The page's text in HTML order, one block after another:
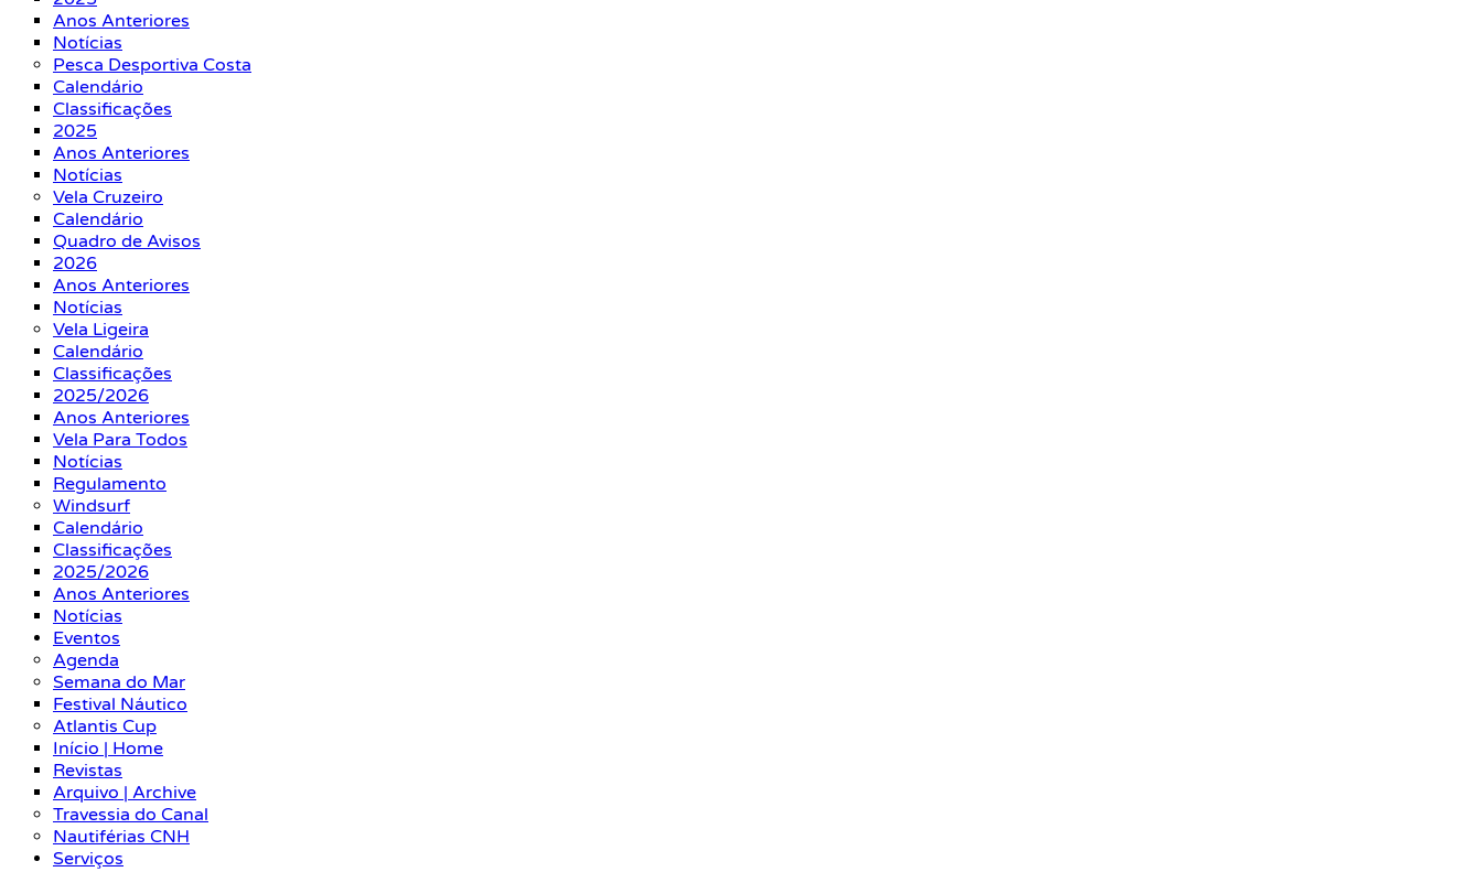
Anos Anteriores
Notícias
Pesca Desportiva Costa
Calendário
Classificações
2025
Anos Anteriores
Notícias
Vela Cruzeiro
Calendário
Quadro de Avisos
2026
Anos Anteriores
Notícias
Vela Ligeira
Calendário
Classificações
2025/2026
Anos Anteriores
Vela Para Todos
Notícias
Regulamento
Windsurf
Calendário
Classificações
2025/2026
Anos Anteriores
Notícias
Eventos
Agenda
Semana do Mar
Festival Náutico
Atlantis Cup
Início | Home
Revistas
Arquivo | Archive
Travessia do Canal
Nautiférias CNH
Serviços